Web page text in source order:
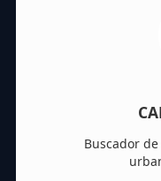
Buscador